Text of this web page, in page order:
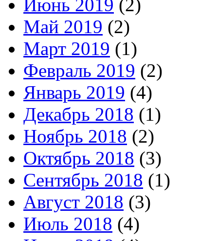
Июнь 2019 (2)
Май 2019 (2)
Март 2019 (1)
Февраль 2019 (2)
Январь 2019 (4)
Декабрь 2018 (1)
Ноябрь 2018 (2)
Октябрь 2018 (3)
Сентябрь 2018 (1)
Август 2018 (3)
Июль 2018 (4)